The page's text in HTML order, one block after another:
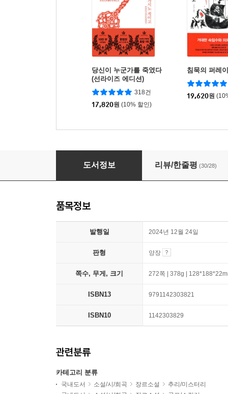
당신이 누군가를 죽였다
(선라이즈 에디션)
318건
17,820원 (10% 할인)
침묵의 퍼레
19,620원
도서정보 리뷰/한줄평 (30/28)
품목정보
발행일 2024년 12월 24일
판형 양장
쪽수, 무게, 크기 272쪽 | 378g |
ISBN13 9791142303821
ISBN10 1142303829
관련분류
카테고리 분류
국내도서 소설/시/희곡 장르소설
추리/미스터리